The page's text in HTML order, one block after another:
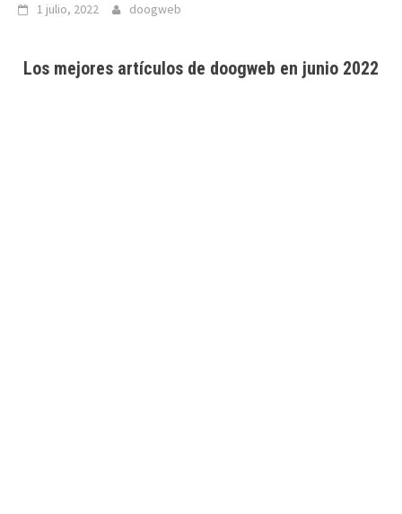
1 julio, 2022 doogweb
Los mejores artículos de doogweb en junio 2022